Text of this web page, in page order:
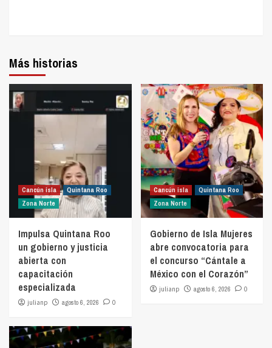
Más historias
Cancún isla
Quintana Roo
Zona Norte
Impulsa Quintana Roo
un gobierno y justicia
abierta con
capacitación
especializada
julianp agosto 6, 2026 0
Cancún isla
Quintana Roo
Zona Norte
Gobierno de Isla Mujeres
abre convocatoria para
el concurso “Cántale a
México con el Corazón”
julianp agosto 6, 2026 0